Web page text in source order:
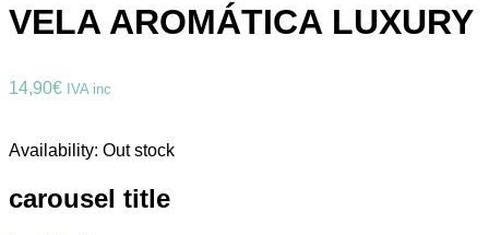
VELA AROMÁTICA LUXURY
14,90€ IVA inc
Availability: Out stock
carousel title